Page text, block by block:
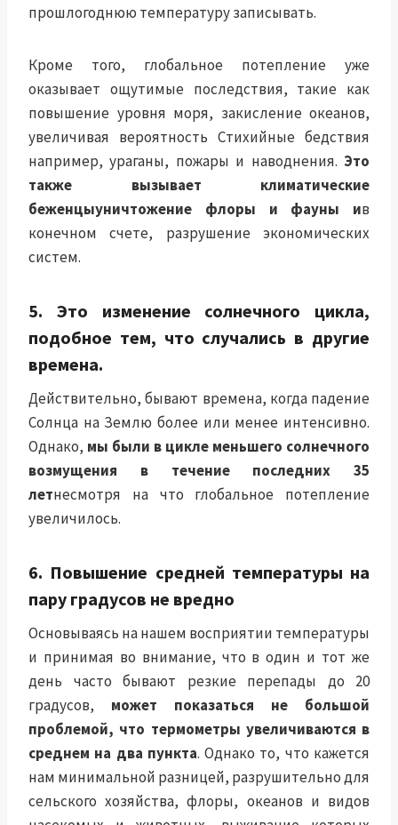
прошлогоднюю температурузаписывать.
Кроме того, глобальное потепление уже
оказывает ощутимые последствия, такие как
повышение уровня моря, закисление океанов,
увеличивая вероятность Стихийные бедствия
например, ураганы, пожары и наводнения. Это
также вызывает климатические
беженцыуничтожение флоры и фауны ив
конечном счете, разрушение экономических
систем.
5. Это изменение солнечного цикла,
подобное тем, что случались в другие
времена.
Действительно, бывают времена, когда падение
Солнца на Землю более или менее интенсивно.
Однако, мы были в цикле меньшего солнечного
возмущения в течение последних 35
летнесмотря на что глобальное потепление
увеличилось.
6. Повышение средней температуры на
пару градусов не вредно
Основываясь на нашем восприятии температуры
и принимая во внимание, что в один и тот же
день часто бывают резкие перепады до 20
градусов, может показаться не большой
проблемой, что термометры увеличиваются в
среднем на два пункта. Однако то, что кажется
нам минимальной разницей, разрушительно для
сельского хозяйства, флоры, океанов и видов